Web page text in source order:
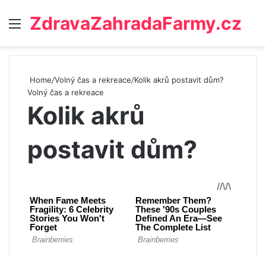
Menu
ZdravaZahradaFarmy.cz
Home/Volný čas a rekreace/Kolik akrů postavit dům?
Volný čas a rekreace
Kolik akrů
postavit dům?